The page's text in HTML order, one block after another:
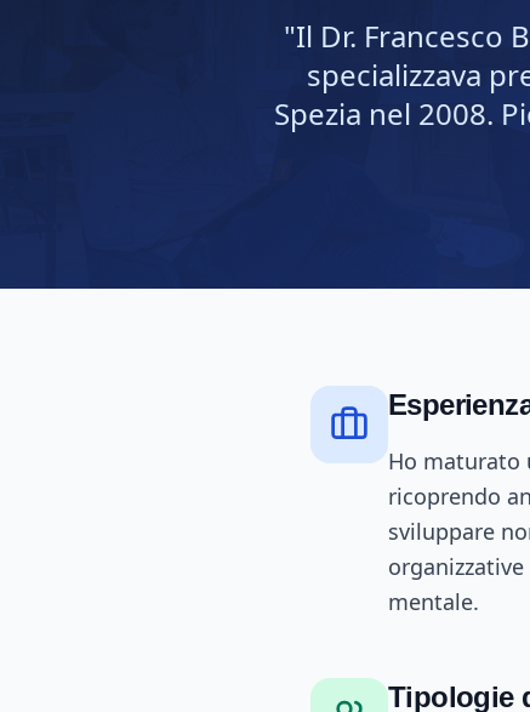
"Il Dr. Francesco
specializzava
Spezia nel 2008.
Ho maturato
ricoprendo
sviluppare
mentale.
Tipologie